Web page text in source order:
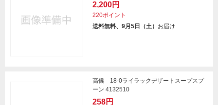
2,200円
220ポイント
送料無料、9月5日（土） お届け
高儀 18-0ライラックデザートスープスプ
ーン 4132510
258円